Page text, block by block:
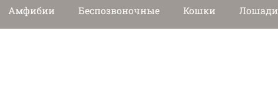
Амфибии Беспозвоночные Кошки Лошади